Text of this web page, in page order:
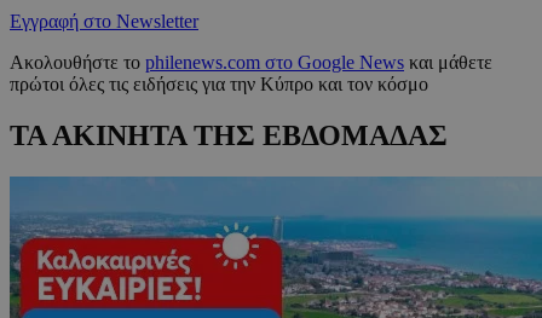
Εγγραφή στο Newsletter
Ακολουθήστε το philenews.com στο Google News και μάθετε
πρώτοι όλες τις ειδήσεις για την Κύπρο και τον κόσμο
ΤΑ ΑΚΙΝΗΤΑ ΤΗΣ ΕΒΔΟΜΑΔΑΣ